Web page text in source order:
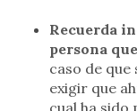
Recuerda
persona
caso de que
exigir que
cual ha sido